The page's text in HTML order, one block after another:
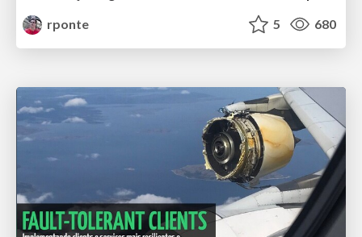
rponte
5 680